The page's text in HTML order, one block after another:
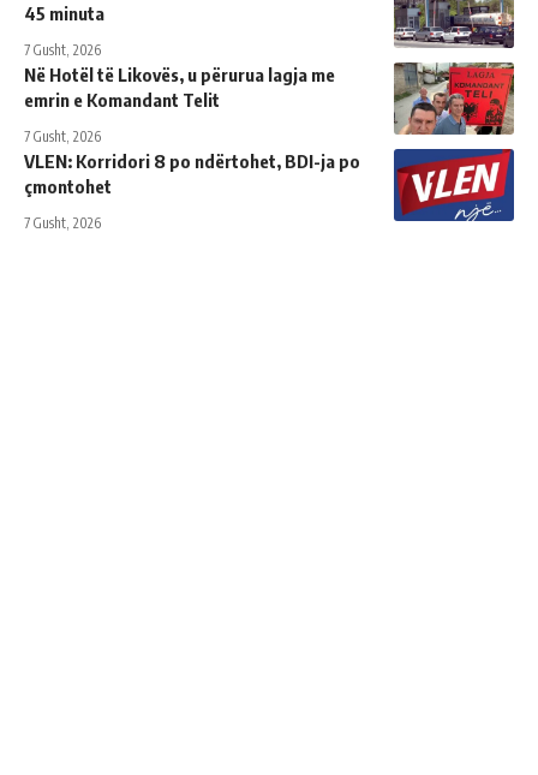
45 minuta
7 Gusht, 2026
Në Hotël të Likovës, u përurua lagja me
emrin e Komandant Telit
7 Gusht, 2026
VLEN: Korridori 8 po ndërtohet, BDI-ja po
çmontohet
7 Gusht, 2026